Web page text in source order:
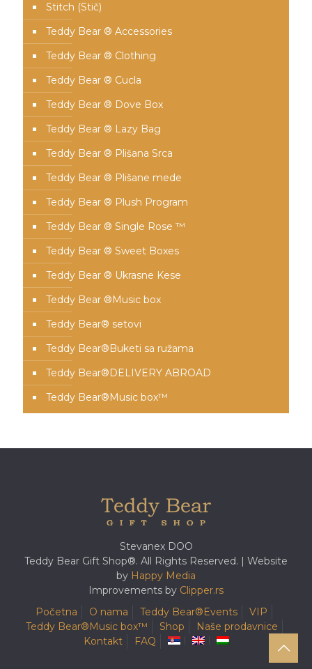
Stitch (Stič)
Teddy Bear ® Accessories
Teddy Bear ® Clothing
Teddy Bear ® Cucla
Teddy Bear ® Dove Box
Teddy Bear ® Lazy Bag
Teddy Bear ® Plišana Srca
Teddy Bear ® Plišane mede
Teddy Bear ® Plush Program
Teddy Bear ® Single Rose ™
Teddy Bear ® Sweet Boxes
Teddy Bear ® Ukrasne Kese
Teddy Bear ®Music box
Teddy Bear® setovi
Teddy Bear®️Buketi sa ružama
Teddy Bear®️DELIVERY ABROAD
Teddy Bear®️Music box™️
Stevanex DOO
Teddy Bear Gift Shop®. All Rights Reserved. | Website
by Happy Media
Improvements by Clipper.rs
Početna
O nama Teddy Bear®️Events
VIP
Teddy Bear®️Music box™️
Shop
Naše prodavnice
Kontakt
FAQ